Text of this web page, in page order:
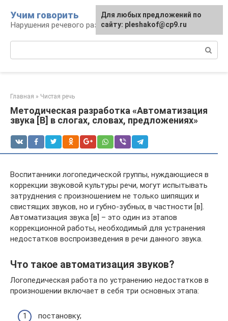
контенту
Учим говорить
Нарушения речевого развития
Главная » Чистая речь
Методическая разработка «Автоматизация
звука [В] в слогах, словах, предложениях»
Воспитанники логопедической группы, нуждающиеся в
коррекции звуковой культуры речи, могут испытывать
затруднения с произношением не только шипящих и
свистящих звуков, но и губно-зубных, в частности [в].
Автоматизация звука [в] – это один из этапов
коррекционной работы, необходимый для устранения
недостатков воспроизведения в речи данного звука.
Что такое автоматизация звуков?
Логопедическая работа по устранению недостатков в
произношении включает в себя три основных этапа:
постановку;
Для любых предложений по
сайту: pleshakof@cp9.ru